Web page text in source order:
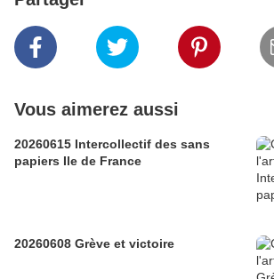
Vous aimerez aussi
20260615 Intercollectif des sans
papiers Ile de France
20260608 Grève et victoire